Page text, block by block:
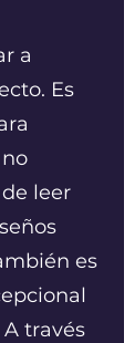
a
Es
leer
es
través